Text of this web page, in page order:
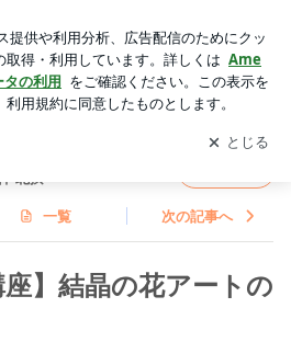
カラー 大阪 兵庫 京阪神 北摂
ブログの更新通知
を受け取りまし
開く
北摂
一覧 次の記事へ
座】結晶の花アートの